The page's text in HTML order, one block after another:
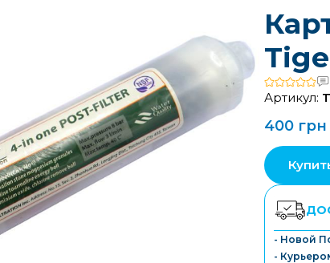
Артикул:
400 грн
- Новой
-